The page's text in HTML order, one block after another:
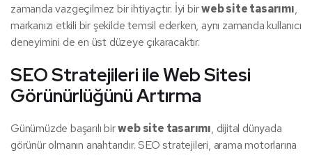
zamanda vazgeçilmez bir ihtiyaçtır. İyi birweb site tasarımı,
markanızı etkili bir şekilde temsil ederken, aynı zamanda kullanıcı
deneyimini de en üst düzeye çıkaracaktır.
SEO Stratejileri ile Web Sitesi
Görünürlüğünü Artırma
Günümüzde başarılı birweb site tasarımı, dijital dünyada
görünür olmanın anahtarıdır. SEO stratejileri, arama motorlarına